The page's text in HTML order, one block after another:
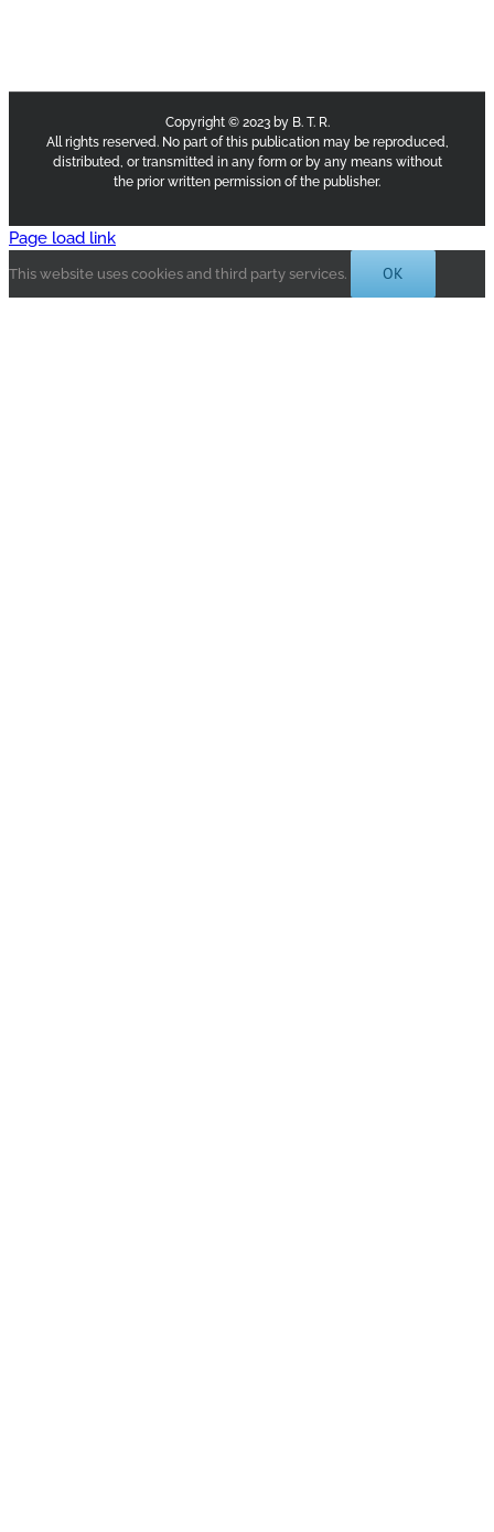
Copyright © 2023 by B. T. R.
All rights reserved. No part of this publication may be reproduced,
distributed, or transmitted in any form or by any means without
the prior written permission of the publisher.
Page load link
This website uses cookies and third party services. OK